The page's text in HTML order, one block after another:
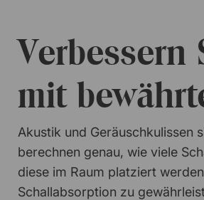
mit
Akustik und Geräuschkulissen
berechnen genau, wie viele
diese im Raum platziert
Schallabsorption zu